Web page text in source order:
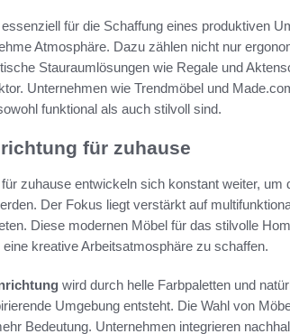
für die Schaffung eines produktiven
Atmosphäre. Dazu zählen nicht nur
Stauraumlösungen wie Regale und
Unternehmen wie Trendmöbel und
funktional als auch stilvoll sind.
für zuhause
zuhause entwickeln sich konstant weiter,
Der Fokus liegt verstärkt auf
Diese modernen Möbel für das stilvolle
kreative Arbeitsatmosphäre zu schaffen.
wird durch helle Farbpaletten und
Umgebung entsteht. Die Wahl von
Bedeutung. Unternehmen integrieren